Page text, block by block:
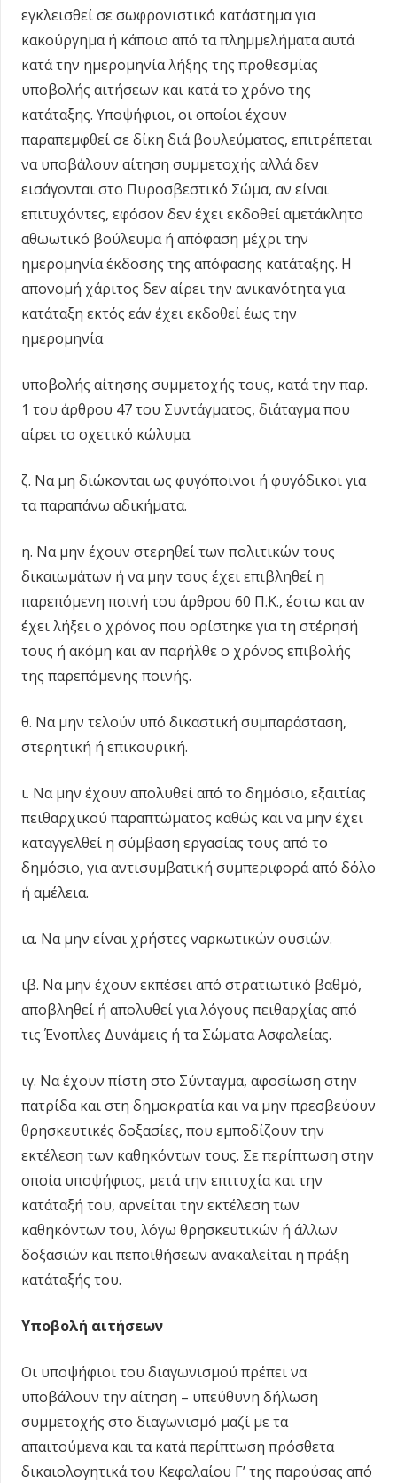
εγκλεισθεί σε σωφρονιστικό κατάστημα για
κακούργημα ή κάποιο από τα πλημμελήματα αυτά
κατά την ημερομηνία λήξης της προθεσμίας
υποβολής αιτήσεων και κατά το χρόνο της
κατάταξης. Υποψήφιοι, οι οποίοι έχουν
παραπεμφθεί σε δίκη διά βουλεύματος, επιτρέπεται
να υποβάλουν αίτηση συμμετοχής αλλά δεν
εισάγονται στο Πυροσβεστικό Σώμα, αν είναι
επιτυχόντες, εφόσον δεν έχει εκδοθεί αμετάκλητο
αθωωτικό βούλευμα ή απόφαση μέχρι την
ημερομηνία έκδοσης της απόφασης κατάταξης. Η
απονομή χάριτος δεν αίρει την ανικανότητα για
κατάταξη εκτός εάν έχει εκδοθεί έως την
ημερομηνία
υποβολής αίτησης συμμετοχής τους, κατά την παρ.
1 του άρθρου 47 του Συντάγματος, διάταγμα που
αίρει το σχετικό κώλυμα.
ζ. Να μη διώκονται ως φυγόποινοι ή φυγόδικοι για
τα παραπάνω αδικήματα.
η. Να μην έχουν στερηθεί των πολιτικών τους
δικαιωμάτων ή να μην τους έχει επιβληθεί η
παρεπόμενη ποινή του άρθρου 60 Π.Κ., έστω και αν
έχει λήξει ο χρόνος που ορίστηκε για τη στέρησή
τους ή ακόμη και αν παρήλθε ο χρόνος επιβολής
της παρεπόμενης ποινής.
θ. Να μην τελούν υπό δικαστική συμπαράσταση,
στερητική ή επικουρική.
ι. Να μην έχουν απολυθεί από το δημόσιο, εξαιτίας
πειθαρχικού παραπτώματος καθώς και να μην έχει
καταγγελθεί η σύμβαση εργασίας τους από το
δημόσιο, για αντισυμβατική συμπεριφορά από δόλο
ή αμέλεια.
ια. Να μην είναι χρήστες ναρκωτικών ουσιών.
ιβ. Να μην έχουν εκπέσει από στρατιωτικό βαθμό,
αποβληθεί ή απολυθεί για λόγους πειθαρχίας από
τις Ένοπλες Δυνάμεις ή τα Σώματα Ασφαλείας.
ιγ. Να έχουν πίστη στο Σύνταγμα, αφοσίωση στην
πατρίδα και στη δημοκρατία και να μην πρεσβεύουν
θρησκευτικές δοξασίες, που εμποδίζουν την
εκτέλεση των καθηκόντων τους. Σε περίπτωση στην
οποία υποψήφιος, μετά την επιτυχία και την
κατάταξή του, αρνείται την εκτέλεση των
καθηκόντων του, λόγω θρησκευτικών ή άλλων
δοξασιών και πεποιθήσεων ανακαλείται η πράξη
κατάταξής του.
Υποβολή αιτήσεων
Οι υποψήφιοι του διαγωνισμού πρέπει να
υποβάλουν την αίτηση – υπεύθυνη δήλωση
συμμετοχής στο διαγωνισμό μαζί με τα
απαιτούμενα και τα κατά περίπτωση πρόσθετα
δικαιολογητικά του Κεφαλαίου Γ’ της παρούσας από